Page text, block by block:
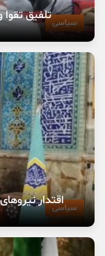
سیاسیتلفیق
سیاسیاقتدار